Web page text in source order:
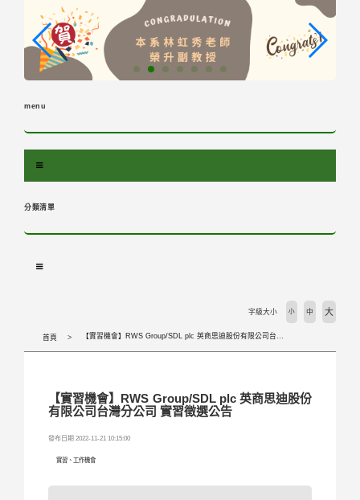
menu
分類清單
首頁 【實習機會】RWS Group/SDL plc 英商思迪股份有限公司台灣分公司 實習徵選公告
字級大小 小 中 大
【實習機會】RWS Group/SDL plc 英商思迪股份
有限公司台灣分公司 實習徵選公告
發布日期 2022-11-21 10:15:00
實習、工作機會